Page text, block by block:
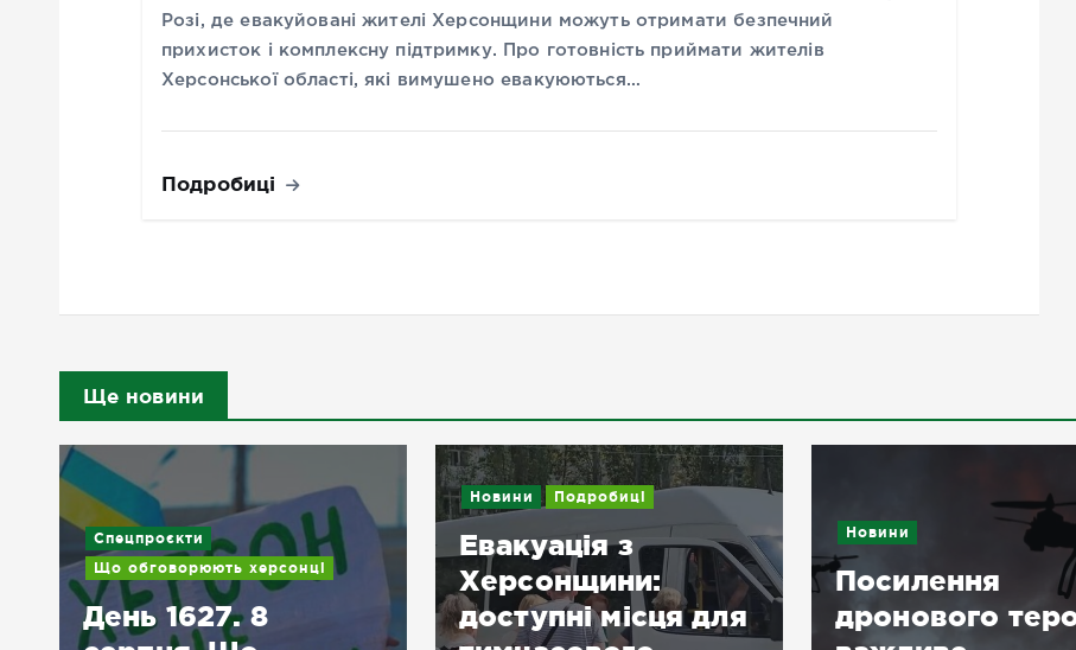
Розі, де евакуйовані жителі Херсонщини можуть отримати безпечний
прихисток і комплексну підтримку. Про готовність приймати жителів
Херсонської області, які вимушено евакуюються…
Подробиці
Ще новини
Спецпроєкти
Що обговорюють херсонці
День 1627. 8
Новини Подробиці
Евакуація з
Херсонщини:
доступні місця для
Новини
Посилення
дронового терору: